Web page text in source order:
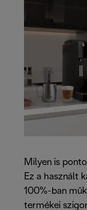
Milyen is
Ez a használt
100%-ban
termékei